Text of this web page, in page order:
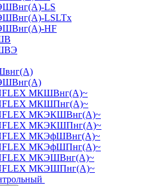
LS
LSLTx
HF
МКШВнг(А)~
МКШПнг(А)~
МКЭКШВнг(А)~
МКЭКШПнг(А)~
МКЭфШВнг(А)~
МКЭфШПнг(А)~
МКЭШВнг(А)~
МКЭШПнг(А)~